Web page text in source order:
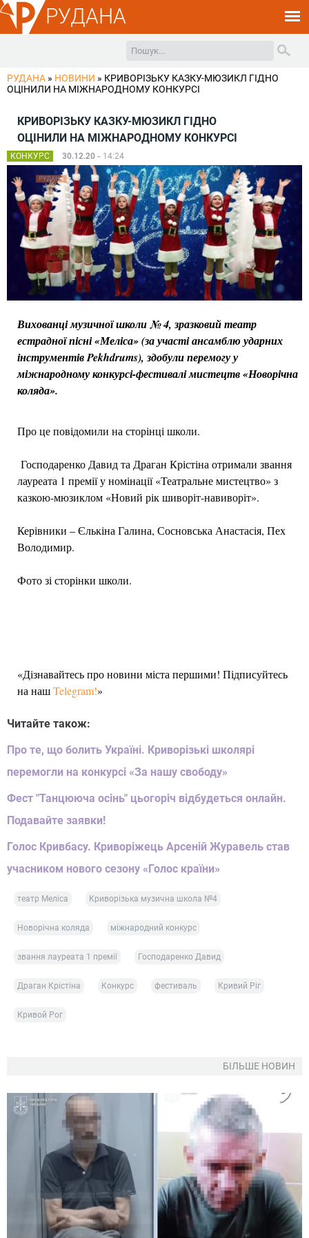
РУДАНА
РУДАНА » НОВИНИ » КРИВОРІЗЬКУ КАЗКУ-МЮЗИКЛ ГІДНО
ОЦІНИЛИ НА МІЖНАРОДНОМУ КОНКУРСІ
КРИВОРІЗЬКУ КАЗКУ-МЮЗИКЛ ГІДНО
ОЦІНИЛИ НА МІЖНАРОДНОМУ КОНКУРСІ
КОНКУРС 30.12.20 - 14:24
Вихованці музичної школи № 4, зразковий театр
естрадної пісні «Меліса» (за участі ансамблю ударних
інструментів Pekhdrums), здобули перемогу у
міжнародному конкурсі-фестивалі мистецтв «Новорічна
коляда».
Про це повідомили на сторінці школи.
Господаренко Давид та Драган Крістіна отримали звання
лауреата 1 премії у номінації «Театральне мистецтво» з
казкою-мюзиклом «Новий рік шиворіт-навиворіт».
Керівники – Єлькіна Галина, Сосновська Анастасія, Пех
Володимир.
Фото зі сторінки школи.
«Дізнавайтесь про новини міста першими! Підписуйтесь
на нашTelegram!»
Читайте також:
Про те, що болить Україні. Криворізькі школярі
перемогли на конкурсі «За нашу свободу»
Фест "Танцююча осінь" цьогоріч відбудеться онлайн.
Подавайте заявки!
Голос Кривбасу. Криворіжець Арсеній Журавель став
учасником нового сезону «Голос країни»
театр Меліса Криворізька музична школа №4
Новорічна коляда міжнародний конкурс
звання лауреата 1 премії Господаренко Давид
Драган Крістіна Конкурс фестиваль Кривий Ріг
Кривой Рог
БІЛЬШЕ НОВИН